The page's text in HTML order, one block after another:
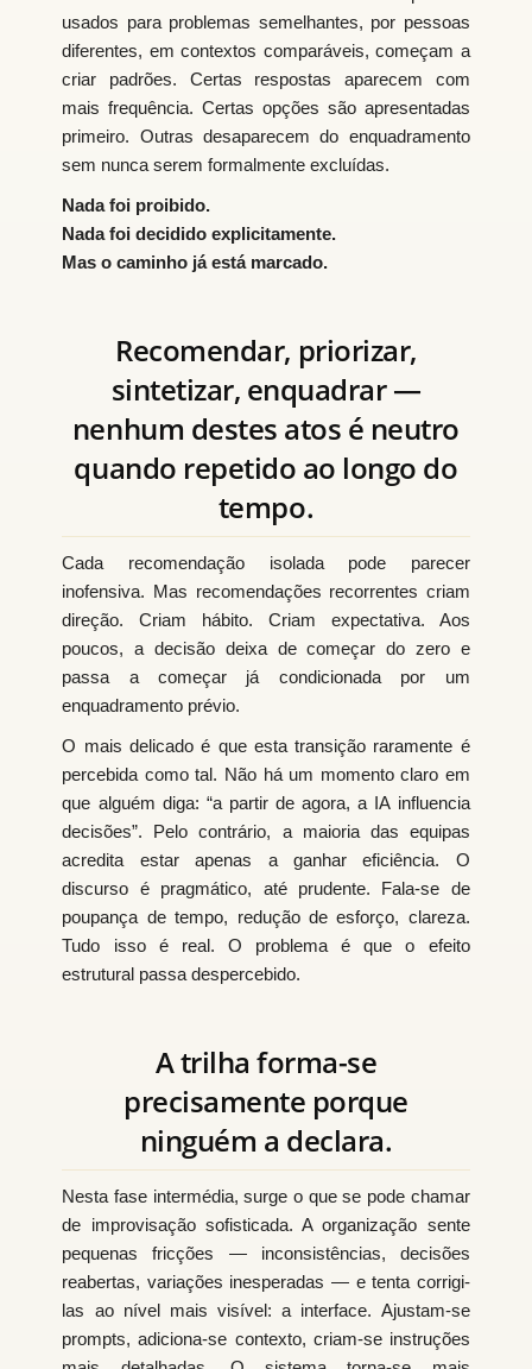
usados para problemas semelhantes, por pessoas
diferentes, em contextos comparáveis, começam a
criar padrões. Certas respostas aparecem com
mais frequência. Certas opções são apresentadas
primeiro. Outras desaparecem do enquadramento
sem nunca serem formalmente excluídas.
Nada foi proibido.
Nada foi decidido explicitamente.
Mas o caminho já está marcado.
Recomendar, priorizar,
sintetizar, enquadrar —
nenhum destes atos é neutro
quando repetido ao longo do
tempo.
Cada recomendação isolada pode parecer
inofensiva. Mas recomendações recorrentes criam
direção. Criam hábito. Criam expectativa. Aos
poucos, a decisão deixa de começar do zero e
passa a começar já condicionada por um
enquadramento prévio.
O mais delicado é que esta transição raramente é
percebida como tal. Não há um momento claro em
que alguém diga: “a partir de agora, a IA influencia
decisões”. Pelo contrário, a maioria das equipas
acredita estar apenas a ganhar eficiência. O
discurso é pragmático, até prudente. Fala-se de
poupança de tempo, redução de esforço, clareza.
Tudo isso é real. O problema é que o efeito
estrutural passa despercebido.
A trilha forma-se
precisamente porque
ninguém a declara.
Nesta fase intermédia, surge o que se pode chamar
de improvisação sofisticada. A organização sente
pequenas fricções — inconsistências, decisões
reabertas, variações inesperadas — e tenta corrigi-
las ao nível mais visível: a interface. Ajustam-se
prompts, adiciona-se contexto, criam-se instruções